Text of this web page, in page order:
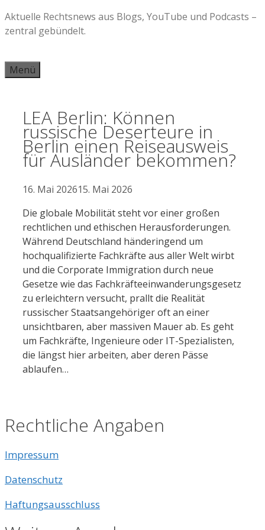
Zum
Inhalt
Aktuelle Rechtsnews aus Blogs, YouTube und Podcasts –
zentral gebündelt.
Menü
LEA Berlin: Können
russische Deserteure in
Berlin einen Reiseausweis
für Ausländer bekommen?
16. Mai 202615. Mai 2026
Die globale Mobilität steht vor einer großen
rechtlichen und ethischen Herausforderungen.
Während Deutschland händeringend um
hochqualifizierte Fachkräfte aus aller Welt wirbt
und die Corporate Immigration durch neue
Gesetze wie das Fachkräfteeinwanderungsgesetz
zu erleichtern versucht, prallt die Realität
russischer Staatsangehöriger oft an einer
unsichtbaren, aber massiven Mauer ab. Es geht
um Fachkräfte, Ingenieure oder IT-Spezialisten,
die längst hier arbeiten, aber deren Pässe
ablaufen…
Rechtliche Angaben
Impressum
Datenschutz
Haftungsausschluss